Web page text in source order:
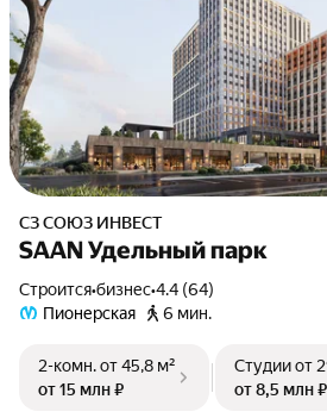
СЗ СОЮЗ ИНВЕСТ
SAAN Удельный парк
Строится•бизнес•4.4 (64)
Пионерская
6 мин.
2-комн.от 45,8 м²
от 15 млн ₽
Студииот
от 8,5 млн ₽